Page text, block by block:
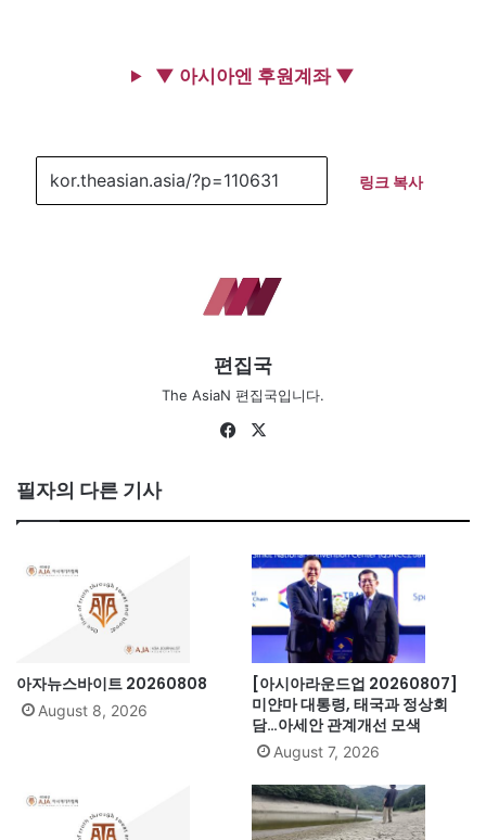
▼ 아시아엔 후원계좌 ▼
링크 복사
편집국
The AsiaN 편집국입니다.
Fa
필자의 다른 기사
아자뉴스바이트 20260808
August 8, 2026
[아시아라운드업 20260807]
미얀마 대통령, 태국과 정상회
담…아세안 관계개선 모색
August 7, 2026